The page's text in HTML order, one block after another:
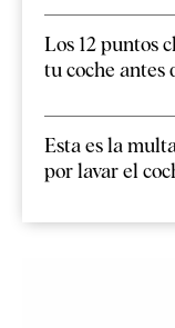
Los 12 puntos
tu coche antes
Esta es la
por lavar el